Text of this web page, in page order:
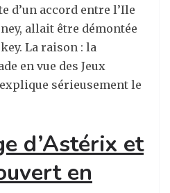
d’un accord entre l’Ile
allait être démontée
La raison : la
en vue des Jeux
sérieusement le
d’Astérix et
en